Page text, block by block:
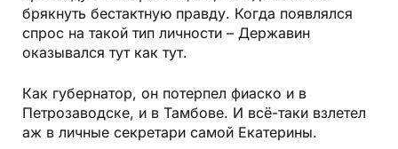
брякнуть бестактную правду. Когда появлялся
спрос на такой тип личности – Державин
оказывался тут как тут.
Как губернатор, он потерпел фиаско и в
Петрозаводске, и в Тамбове. И всё-таки взлетел
аж в личные секретари самой Екатерины.